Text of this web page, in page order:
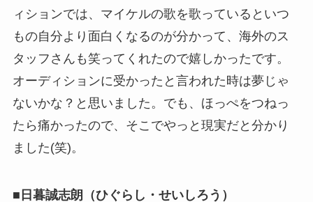
ィションでは、マイケルの歌を歌っているといつ
もの自分より面白くなるのが分かって、海外のス
タッフさんも笑ってくれたので嬉しかったです。
オーディションに受かったと言われた時は夢じゃ
ないかな？と思いました。でも、ほっぺをつねっ
たら痛かったので、そこでやっと現実だと分かり
ました(笑)。
■日暮誠志朗（ひぐらし・せいしろう）